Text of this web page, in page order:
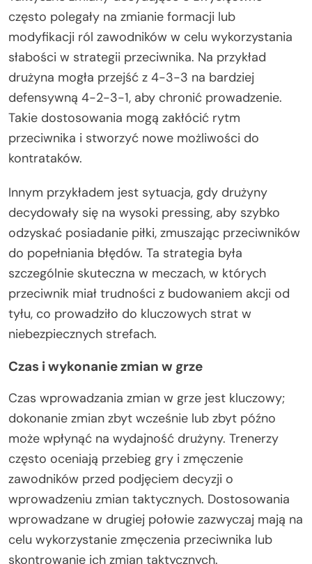
często polegały na zmianie formacji lub
modyfikacji ról zawodników w celu wykorzystania
słabości w strategii przeciwnika. Na przykład
drużyna mogła przejść z 4-3-3 na bardziej
defensywną 4-2-3-1, aby chronić prowadzenie.
Takie dostosowania mogą zakłócić rytm
przeciwnika i stworzyć nowe możliwości do
kontrataków.
Innym przykładem jest sytuacja, gdy drużyny
decydowały się na wysoki pressing, aby szybko
odzyskać posiadanie piłki, zmuszając przeciwników
do popełniania błędów. Ta strategia była
szczególnie skuteczna w meczach, w których
przeciwnik miał trudności z budowaniem akcji od
tyłu, co prowadziło do kluczowych strat w
niebezpiecznych strefach.
Czas i wykonanie zmian w grze
Czas wprowadzania zmian w grze jest kluczowy;
dokonanie zmian zbyt wcześnie lub zbyt późno
może wpłynąć na wydajność drużyny. Trenerzy
często oceniają przebieg gry i zmęczenie
zawodników przed podjęciem decyzji o
wprowadzeniu zmian taktycznych. Dostosowania
wprowadzane w drugiej połowie zazwyczaj mają na
celu wykorzystanie zmęczenia przeciwnika lub
skontrowanie ich zmian taktycznych.